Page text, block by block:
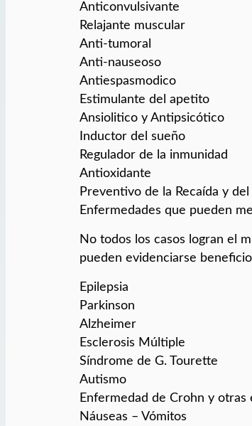
Anticonvulsivante
Relajante muscular
Anti-tumoral
Anti-nauseoso
Antiespasmodico
Estimulante del apetito
Ansiolitico y Antipsicótico
Inductor del sueño
Regulador de la inmunidad
Antioxidante
Preventivo de la Recaída y
Enfermedades que pueden
No todos los casos logran el
pueden evidenciarse
Epilepsia
Parkinson
Alzheimer
Esclerosis Múltiple
Síndrome de G. Tourette
Autismo
Enfermedad de Crohn y
Náuseas – Vómitos